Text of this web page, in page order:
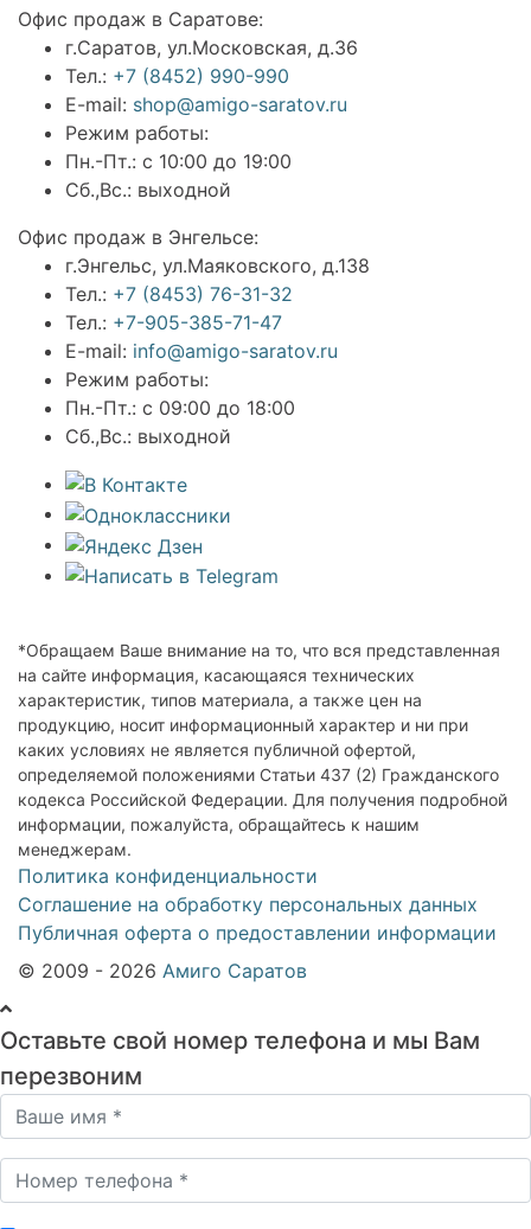
Офис продаж в Саратове:
г.Саратов, ул.Московская, д.36
Тел.: +7 (8452) 990-990
E-mail: shop@amigo-saratov.ru
Режим работы:
Пн.-Пт.: с 10:00 до 19:00
Сб.,Вс.: выходной
Офис продаж в Энгельсе:
г.Энгельс, ул.Маяковского, д.138
Тел.: +7 (8453) 76-31-32
Тел.: +7-905-385-71-47
E-mail: info@amigo-saratov.ru
Режим работы:
Пн.-Пт.: с 09:00 до 18:00
Сб.,Вс.: выходной
*Обращаем Ваше внимание на то, что вся представленная
на сайте информация, касающаяся технических
характеристик, типов материала, а также цен на
продукцию, носит информационный характер и ни при
каких условиях не является публичной офертой,
определяемой положениями Статьи 437 (2) Гражданского
кодекса Российской Федерации. Для получения подробной
информации, пожалуйста, обращайтесь к нашим
менеджерам.
Политика конфиденциальности
Соглашение на обработку персональных данных
Публичная оферта о предоставлении информации
© 2009 - 2026 Амиго Саратов
Оставьте свой номер телефона и мы Вам
перезвоним